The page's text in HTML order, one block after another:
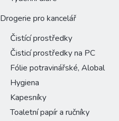
Drogerie pro kancelář
Čistící prostředky
Čisticí prostředky na PC
Fólie potravinářské, Alobal
Hygiena
Kapesníky
Toaletní papír a ručníky